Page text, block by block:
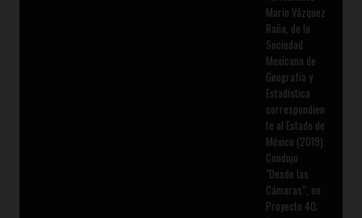
Mario Vázquez
Raña, de la
Sociedad
Mexicana de
Geografía y
Estadística
correspondien
te al Estado de
México (2019).
Condujo
"Desde las
Cámaras”, en
Proyecto 40;